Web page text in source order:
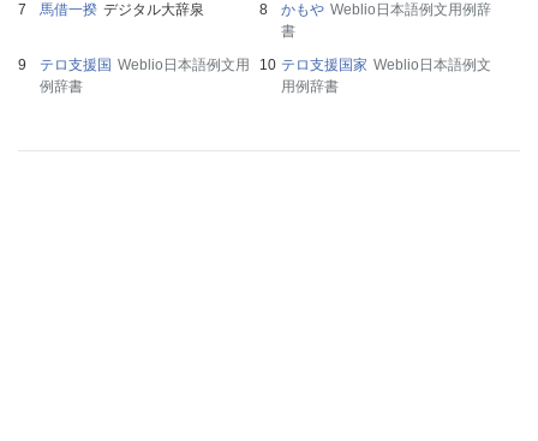
馬借一揆 デジタル大辞泉 かもや Weblio日本語例文用例辞
書
テロ支援国 Weblio日本語例文用
例辞書
テロ支援国家 Weblio日本語例文
用例辞書